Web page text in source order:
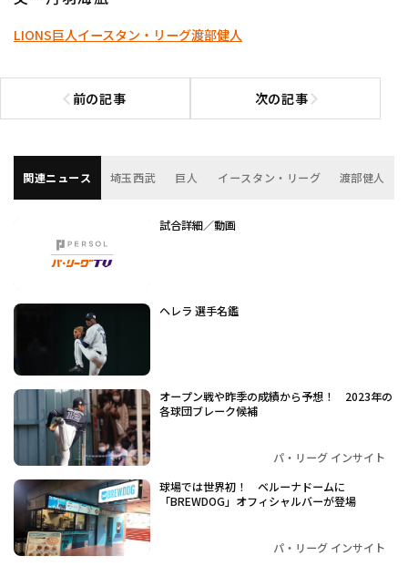
LIONS巨人イースタン・リーグ渡部健人
前の記事
前の記事へ 次の記事次の記事へ
関連ニュース 埼玉西武 巨人 イースタン・リーグ 渡部健人
試合詳細／動画
ヘレラ 選手名鑑
オープン戦や昨季の成績から予想！ 2023年の
各球団ブレーク候補
パ・リーグ インサイト
球場では世界初！ ベルーナドームに
「BREWDOG」オフィシャルバーが登場
パ・リーグ インサイト